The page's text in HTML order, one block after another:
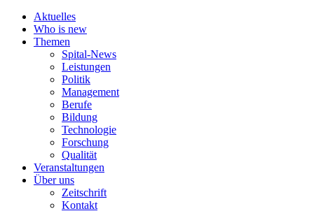
Aktuelles
Who is new
Themen
Spital-News
Leistungen
Politik
Management
Berufe
Bildung
Technologie
Forschung
Qualität
Veranstaltungen
Über uns
Zeitschrift
Kontakt